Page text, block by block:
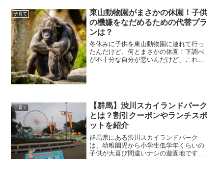
子育て
東山動物園がまさかの休園！子供
の機嫌をなだめるための代替プラ
ンは？
冬休みに子供を東山動物園に連れて行っ
たんだけど、何とまさかの休園！下調べ
が不十分な自分が悪いんだけど、これは
子育て
【群馬】渋川スカイランドパーク
とは？割引クーポンやランチスポ
ットを紹介
群馬県にある渋川スカイランドパーク
は、幼稚園児から小学生低学年くらいの
子供が大喜び間違いナシの遊園地です。